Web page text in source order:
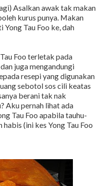
Asalkan awak tak makan
kurus punya. Makan
Tau Foo ke, dah
Foo terletak pada
juga mengandungi
resepi yang digunakan
sebotol sos cili keatas
berani tak nak
Aku pernah lihat ada
Tau Foo apabila tauhu-
(ini kes Yong Tau Foo